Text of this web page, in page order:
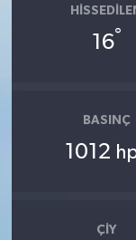
16°
BASINÇ
1012
ÇIY